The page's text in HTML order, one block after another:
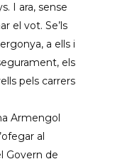
I ara, sense
el vot. Se’ls
a ells i
els
pels carrers
Armengol
al
Govern de